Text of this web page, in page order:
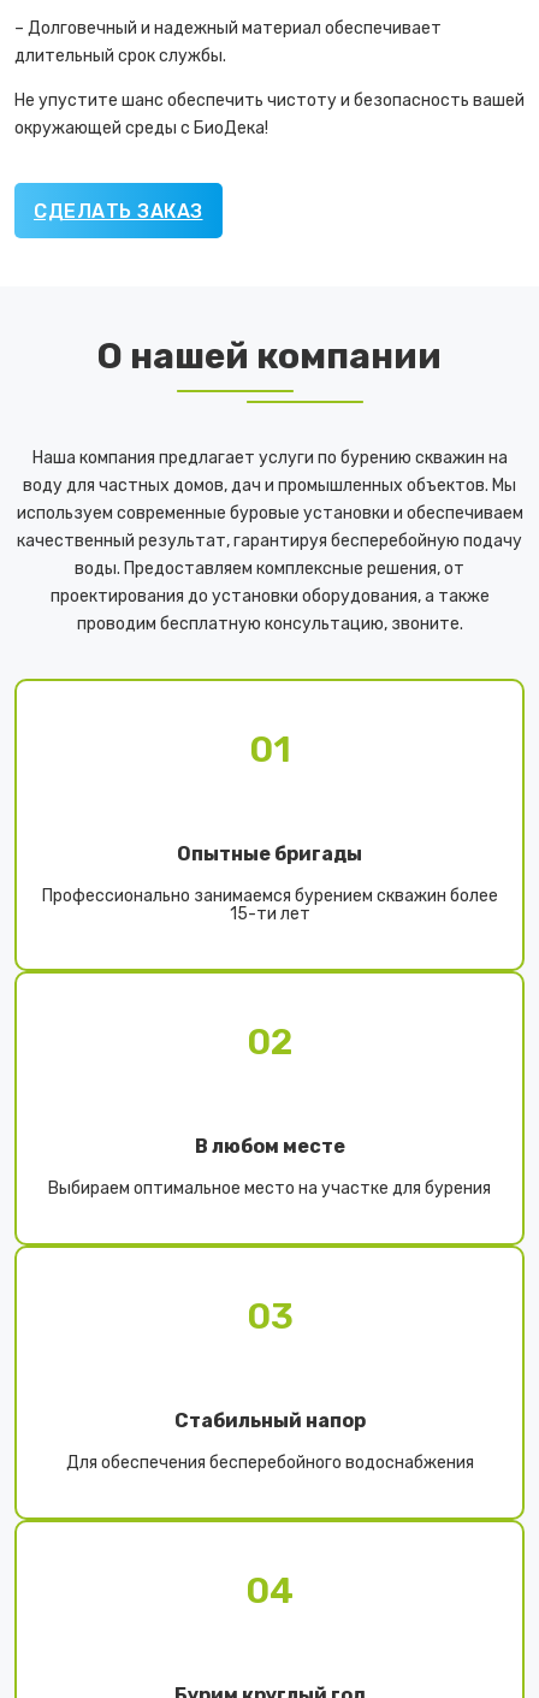
– Долговечный и надежный материал обеспечивает
длительный срок службы.
Не упустите шанс обеспечить чистоту и безопасность вашей
окружающей среды с БиоДека!
СДЕЛАТЬ ЗАКАЗ
О нашей компании
Наша компания предлагает услуги по бурению скважин на
воду для частных домов, дач и промышленных объектов. Мы
используем современные буровые установки и обеспечиваем
качественный результат, гарантируя бесперебойную подачу
воды. Предоставляем комплексные решения, от
проектирования до установки оборудования, а также
проводим бесплатную консультацию, звоните.
01
Опытные бригады
Профессионально занимаемся бурением скважин более
15-ти лет
02
В любом месте
Выбираем оптимальное место на участке для бурения
03
Стабильный напор
Для обеспечения бесперебойного водоснабжения
04